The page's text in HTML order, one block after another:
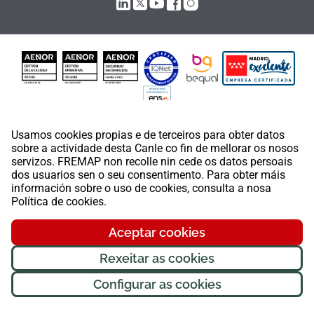
Usamos cookies propias e de terceiros para obter datos
sobre a actividade desta Canle co fin de mellorar os nosos
servizos. FREMAP non recolle nin cede os datos persoais
dos usuarios sen o seu consentimento. Para obter máis
información sobre o uso de cookies, consulta a nosa
Política de cookies.
Aceptar cookies
Rexeitar as cookies
Configurar as cookies
FREMAP Ⓒ Todos os dereitos reservados